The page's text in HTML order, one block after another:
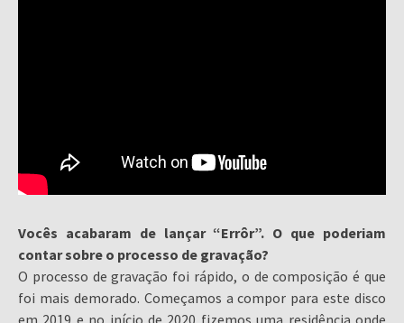
Vocês acabaram de lançar “Errôr”. O que poderiam
contar sobre o processo de gravação?
O processo de gravação foi rápido, o de composição é que
foi mais demorado. Começamos a compor para este disco